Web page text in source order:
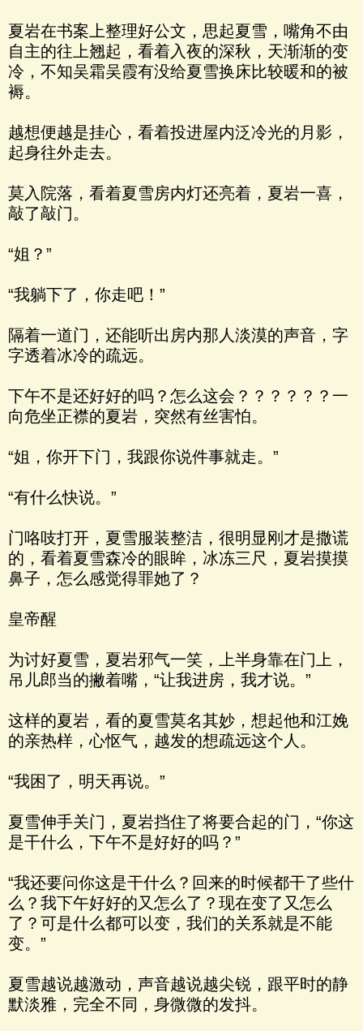
夏岩在书案上整理好公文，思起夏雪，嘴角不由
自主的往上翘起，看着入夜的深秋，天渐渐的变
冷，不知吴霜吴霞有没给夏雪换床比较暖和的被
褥。
越想便越是挂心，看着投进屋内泛冷光的月影，
起身往外走去。
莫入院落，看着夏雪房内灯还亮着，夏岩一喜，
敲了敲门。
“姐？”
“我躺下了，你走吧！”
隔着一道门，还能听出房内那人淡漠的声音，字
字透着冰冷的疏远。
下午不是还好好的吗？怎么这会？？？？？？一
向危坐正襟的夏岩，突然有丝害怕。
“姐，你开下门，我跟你说件事就走。”
“有什么快说。”
门咯吱打开，夏雪服装整洁，很明显刚才是撒谎
的，看着夏雪森冷的眼眸，冰冻三尺，夏岩摸摸
鼻子，怎么感觉得罪她了？
皇帝醒
为讨好夏雪，夏岩邪气一笑，上半身靠在门上，
吊儿郎当的撇着嘴，“让我进房，我才说。”
这样的夏岩，看的夏雪莫名其妙，想起他和江娩
的亲热样，心怄气，越发的想疏远这个人。
“我困了，明天再说。”
夏雪伸手关门，夏岩挡住了将要合起的门，“你这
是干什么，下午不是好好的吗？”
“我还要问你这是干什么？回来的时候都干了些什
么？我下午好好的又怎么了？现在变了又怎么
了？可是什么都可以变，我们的关系就是不能
变。”
夏雪越说越激动，声音越说越尖锐，跟平时的静
默淡雅，完全不同，身微微的发抖。